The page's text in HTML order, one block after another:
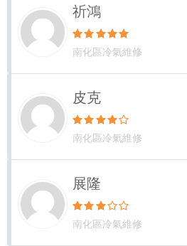
祈鴻
南化區冷氣維修
皮克
南化區冷氣維修
展隆
南化區冷氣維修